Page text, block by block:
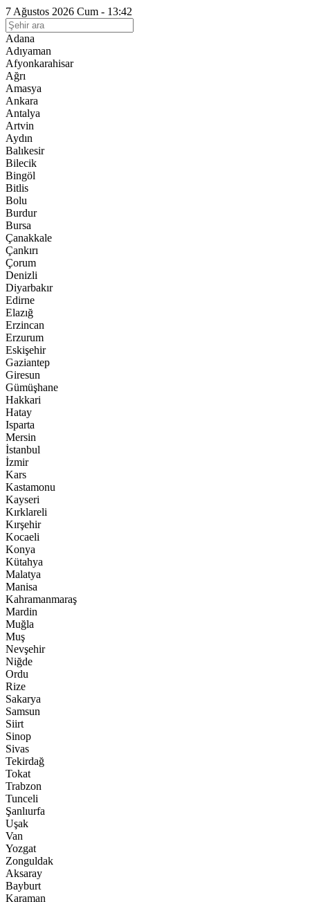
7 Ağustos 2026 Cum - 13:42
Adana
Adıyaman
Afyonkarahisar
Ağrı
Amasya
Ankara
Antalya
Artvin
Aydın
Balıkesir
Bilecik
Bingöl
Bitlis
Bolu
Burdur
Bursa
Çanakkale
Çankırı
Çorum
Denizli
Diyarbakır
Edirne
Elazığ
Erzincan
Erzurum
Eskişehir
Gaziantep
Giresun
Gümüşhane
Hakkari
Hatay
Isparta
Mersin
İstanbul
İzmir
Kars
Kastamonu
Kayseri
Kırklareli
Kırşehir
Kocaeli
Konya
Kütahya
Malatya
Manisa
Kahramanmaraş
Mardin
Muğla
Muş
Nevşehir
Niğde
Ordu
Rize
Sakarya
Samsun
Siirt
Sinop
Sivas
Tekirdağ
Tokat
Trabzon
Tunceli
Şanlıurfa
Uşak
Van
Yozgat
Zonguldak
Aksaray
Bayburt
Karaman